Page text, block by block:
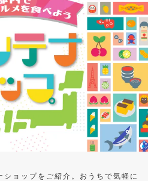
ョップをご紹介。おうちで気軽に